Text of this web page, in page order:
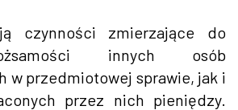
czynności zmierzające do
innych osób
w przedmiotowej sprawie, jak i
przez nich pieniędzy.